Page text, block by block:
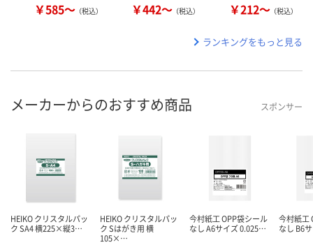
￥585～ （税込） ￥442～ （税込） ￥212～ （税込）
ランキングをもっと見る
メーカーからのおすすめ商品 スポンサー
HEIKO クリスタルパッ
ク SA4 横225×縦3…
HEIKO クリスタルパッ
ク Sはがき用 横
105×…
今村紙工 OPP袋シール
なし A6サイズ 0.025…
今村紙工
なし B6